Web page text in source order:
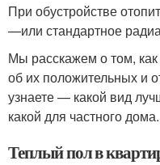
При обустройстве
—или стандартное
Мы расскажем о том,
об их положительных и
узнаете — какой вид
какой для частного дома.
Теплый пол в